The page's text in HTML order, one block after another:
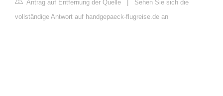
Antrag auf Entfernung der Quelle
Sehen Sie sich die
vollständige Antwort auf handgepaeck-flugreise.de an